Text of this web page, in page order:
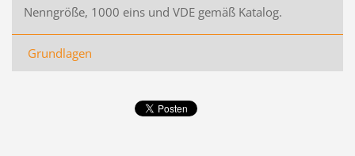
Nenngröße, 1000 eins und VDE gemäß Katalog.
Grundlagen